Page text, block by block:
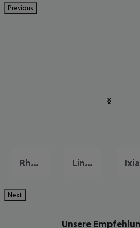
Previous
Rhodos-Stadt Lindos Ixia
Next
Unsere